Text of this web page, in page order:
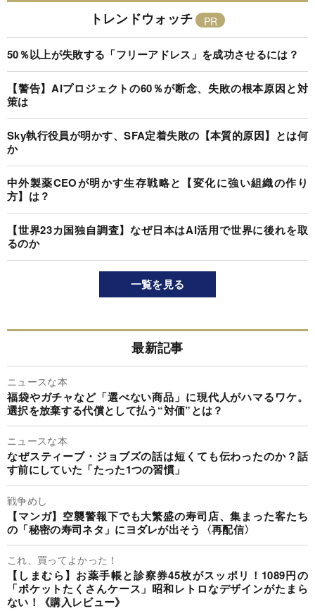
トレンドウォッチ
50％以上が失敗する「フリーアドレス」を成功させるには？
【警告】AIプロジェクトの60％が断念、失敗の根本原因と対
策は
Sky執行役員が明かす、SFA定着失敗の【本質的原因】とは何
か
中外製薬CEOが明かす生存戦略と【変化に強い組織の作り
方】は？
【世界23カ国独自調査】なぜ日本はAI活用で世界に後れを取
るのか
一覧を見る
最新記事
ニュースな本
福袋やガチャなど「選べない商品」に現代人がハマるワケ。
選択を放棄する代償として払う“対価”とは？
ニュースな本
なぜスティーブ・ジョブズの話は短くても伝わったのか？話
す前にしていた「たった1つの習慣」
戦争めし
【マンガ】空襲警報下でも大繁盛の寿司店、集まった客たち
の「秘密の寿司ネタ」にヨダレが出そう〈再配信〉
これ、買ってよかった！
【しまむら】お薬手帳と診察券45枚がスッポリ！1089円の
「ポケットたくさんケース」昭和レトロなデザインがたまら
ない！《購入レビュー》